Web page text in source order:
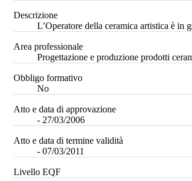
Descrizione
L’Operatore della ceramica artistica è
Area professionale
Progettazione e produzione prodotti
Obbligo formativo
No
Atto e data di approvazione
- 27/03/2006
Atto e data di termine validità
- 07/03/2011
Livello EQF